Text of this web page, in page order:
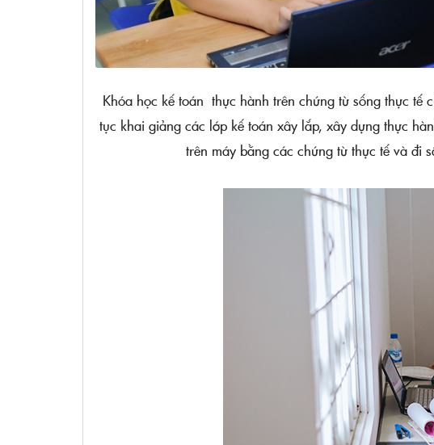
Khóa học kế toán thực hành trên chứng từ sống thực tế
tục khai giảng các lớp kế toán xây lắp, xây dựng thực
trên máy bằng các chứng từ thực tế và đi